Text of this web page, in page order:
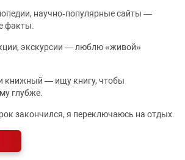
научно‑популярные сайты —
факты.
экскурсии — люблю «живой»
книжный — ищу книгу, чтобы
глубже.
закончился, я переключаюсь на отдых.